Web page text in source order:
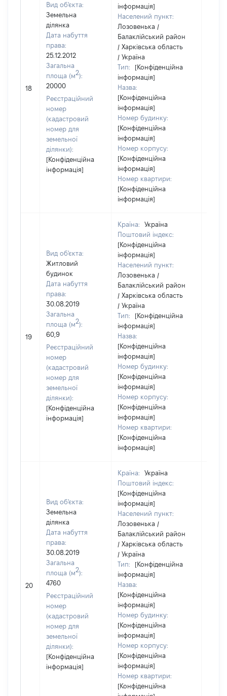
18
Вид об'єкта:
Земельна
ділянка
Дата набуття
права:
25.12.2012
Загальна
площа (м2):
20000
Реєстраційний
номер
(кадастровий
номер для
земельної
ділянки):
[Конфіденційна
інформація]
інформація]
Населений пункт:
Лозовенька /
Балаклійський район
/ Харківська область
/ Україна
Тип:
[Конфіденційна
інформація]
Назва:
[Конфіденційна
інформація]
Номер будинку:
[Конфіденційна
інформація]
Номер корпусу:
[Конфіденційна
інформація]
Номер квартири:
[Конфіденційна
інформація]
19
Вид об'єкта:
Житловий
будинок
Дата набуття
права:
30.08.2019
Загальна
площа (м2):
60,9
Реєстраційний
номер
(кадастровий
номер для
земельної
ділянки):
[Конфіденційна
інформація]
Країна:
Україна
Поштовий індекс:
[Конфіденційна
інформація]
Населений пункт:
Лозовенька /
Балаклійський район
/ Харківська область
/ Україна
Тип:
[Конфіденційна
інформація]
Назва:
[Конфіденційна
інформація]
Номер будинку:
[Конфіденційна
інформація]
Номер корпусу:
[Конфіденційна
інформація]
Номер квартири:
[Конфіденційна
інформація]
20
Вид об'єкта:
Земельна
ділянка
Дата набуття
права:
30.08.2019
Загальна
площа (м2):
4760
Реєстраційний
номер
(кадастровий
номер для
земельної
ділянки):
[Конфіденційна
інформація]
Країна:
Україна
Поштовий індекс:
[Конфіденційна
інформація]
Населений пункт:
Лозовенька /
Балаклійський район
/ Харківська область
/ Україна
Тип:
[Конфіденційна
інформація]
Назва:
[Конфіденційна
інформація]
Номер будинку:
[Конфіденційна
інформація]
Номер корпусу:
[Конфіденційна
інформація]
Номер квартири:
[Конфіденційна